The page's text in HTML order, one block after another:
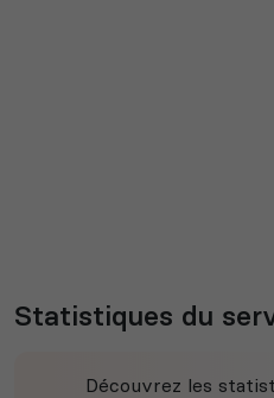
Statistiques du
Découvrez les